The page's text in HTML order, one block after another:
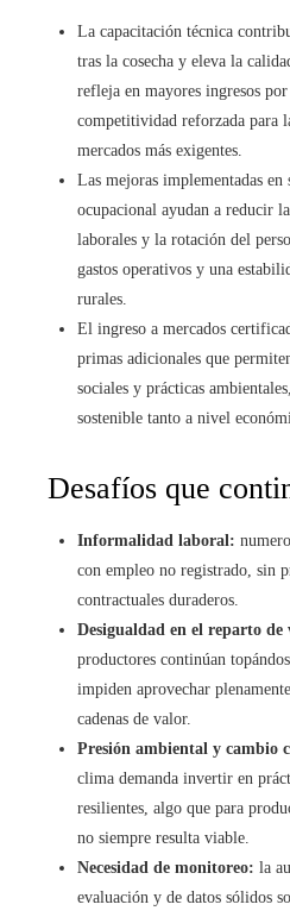
La capacitación técnica
tras la cosecha y eleva la
refleja en mayores ingresos
competitividad reforzada para
mercados más exigentes.
Las mejoras implementadas en
ocupacional ayudan a reducir
laborales y la rotación del
gastos operativos y una
rurales.
El ingreso a mercados
primas adicionales que
sociales y prácticas
sostenible tanto a nivel
Desafíos que
Informalidad laboral:
con empleo no registrado, sin
contractuales duraderos.
Desigualdad en el reparto de
productores continúan
impiden aprovechar
cadenas de valor.
Presión ambiental y cambio
clima demanda invertir en
resilientes, algo que para
no siempre resulta viable.
Necesidad de monitoreo: la
evaluación y de datos sólidos